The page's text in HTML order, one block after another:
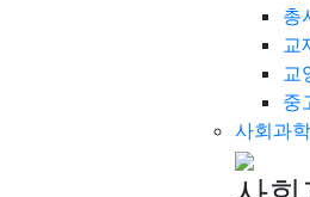
총
교
교
중
사회과학